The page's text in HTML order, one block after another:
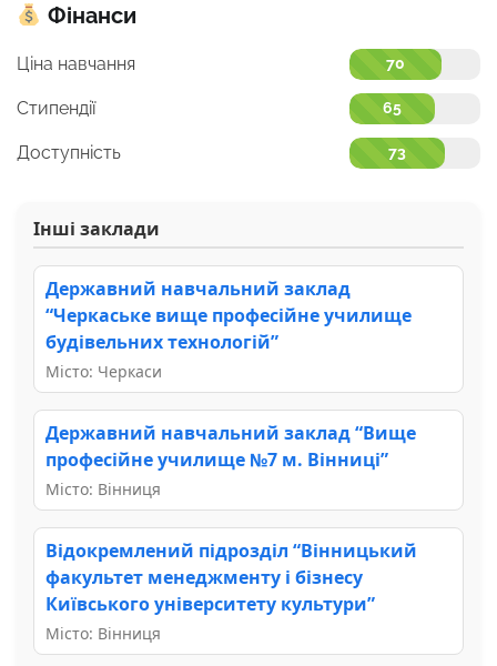
Фінанси
Ціна навчання 70
Стипендії 65
Доступність 73
Інші заклади
Державний навчальний заклад
“Черкаське вище професійне училище
будівельних технологій”
Місто: Черкаси
Державний навчальний заклад “Вище
професійне училище №7 м. Вінниці”
Місто: Вінниця
Відокремлений підрозділ “Вінницький
факультет менеджменту і бізнесу
Київського університету культури”
Місто: Вінниця